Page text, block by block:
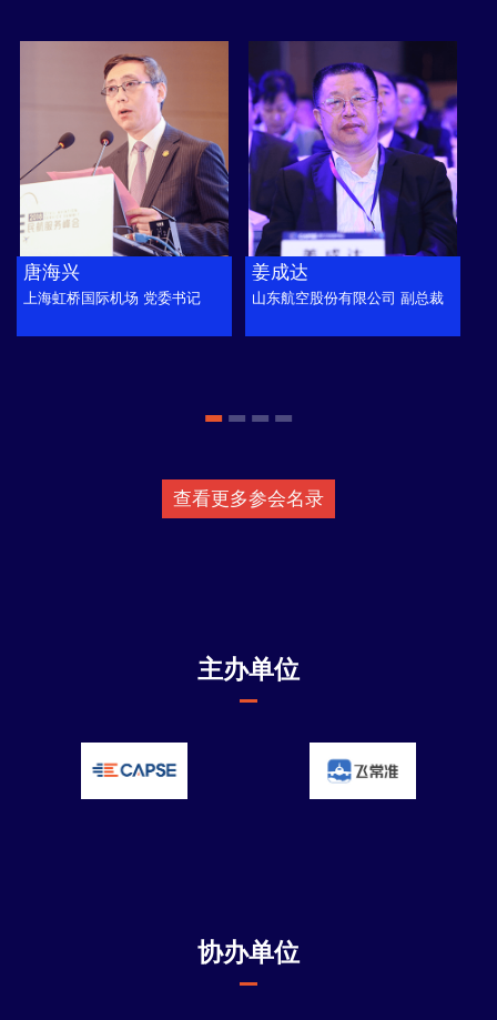
唐海兴
上海虹桥国际机场 党委书记
姜成达
山东航空股份有限公司 副总裁
查看更多参会名录
主办单位
协办单位